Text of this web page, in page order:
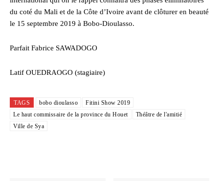
du coté du Mali et de la Côte d’Ivoire avant de clôturer en beauté
le 15 septembre 2019 à Bobo-Dioulasso.
Parfait Fabrice SAWADOGO
Latif OUEDRAOGO (stagiaire)
TAGS bobo dioulasso
Fitini Show 2019
Le haut commissaire de la province du Houet
Théâtre de l'amitié
Ville de Sya